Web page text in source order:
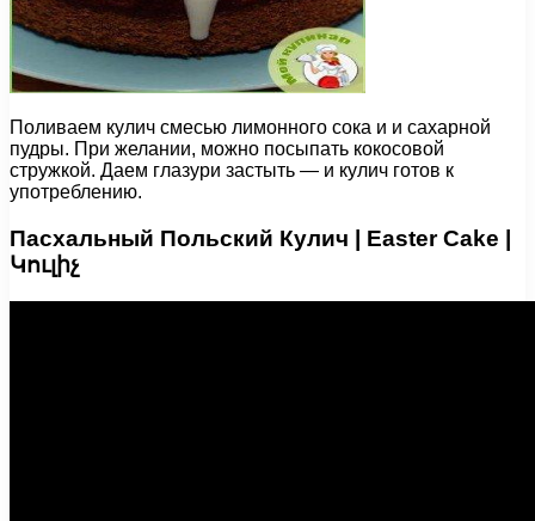
Поливаем кулич смесью лимонного сока и и сахарной
пудры. При желании, можно посыпать кокосовой
стружкой. Даем глазури застыть — и кулич готов к
употреблению.
Пасхальный Польский Кулич | Easter Cake |
Կուլիչ